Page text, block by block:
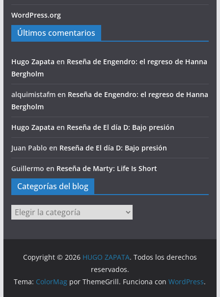
WordPress.org
Últimos comentarios
Hugo Zapata en Reseña de Engendro: el regreso de Hanna
Bergholm
alquimistafmen Reseña de Engendro: el regreso de Hanna
Bergholm
Hugo Zapata en Reseña de El día D: Bajo presión
Juan Pablo en Reseña de El día D: Bajo presión
Guillermo en Reseña de Marty: Life Is Short
Categorías del blog
Categorías
Copyright © 2026 HUGO ZAPATA. Todos los derechos
reservados.
Tema: ColorMag por ThemeGrill. Funciona conWordPress.